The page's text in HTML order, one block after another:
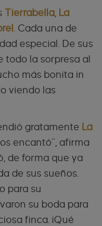
Tierrabella La
. Cada una de
especial. De sus
todo la sorpresa al
más bonita in
viendo las
gratamente La
encantó”, afirma
de forma que ya
de sus sueños.
para su
su boda para
finca. ¡Qué